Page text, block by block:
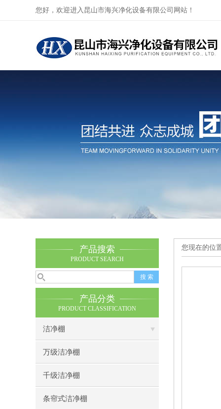
您好，欢迎进入昆山市海兴净化设备有限公司网站！
产品搜索
PRODUCT SEARCH
产品分类
PRODUCT CLASSIFICATION
洁净棚
万级洁净棚
千级洁净棚
条帘式洁净棚
您现在的位